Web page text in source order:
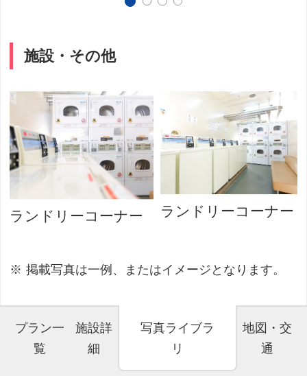
施設・その他
ランドリーコーナー ランドリーコーナー
掲載写真は一例、またはイメージとなります。
プラン一
覧
施設詳
細
写真ライブラ
リ
地図・交
通